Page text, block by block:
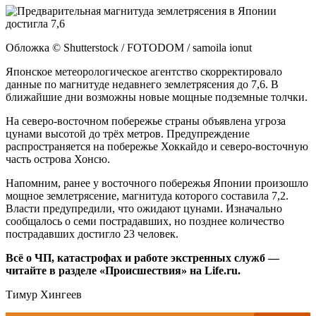
Обложка © Shutterstock / FOTODOM / samoila ionut
Японское метеорологическое агентство скорректировало
данные по магнитуде недавнего землетрясения до 7,6. В
ближайшие дни возможны новые мощные подземные толчки.
На северо-восточном побережье страны объявлена угроза
цунами высотой до трёх метров. Предупреждение
распространяется на побережье Хоккайдо и северо-восточную
часть острова Хонсю.
Напомним, ранее у восточного побережья Японии произошло
мощное землетрясение, магнитуда которого составила 7,2.
Власти предупредили, что ожидают цунами. Изначально
сообщалось о семи пострадавших, но позднее количество
пострадавших достигло 23 человек.
Всё о ЧП, катастрофах и работе экстренных служб —
читайте в разделе «Происшествия» на Life.ru.
Тимур Хингеев